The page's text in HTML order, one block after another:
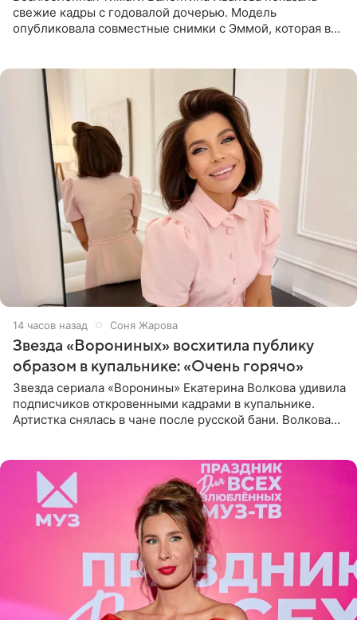
свежие кадры с годовалой дочерью. Модель
опубликовала совместные снимки с Эммой, которая в
14 часов назад Соня Жарова
Звезда «Ворониных» восхитила публику
образом в купальнике: «Очень горячо»
Звезда сериала «Воронины» Екатерина Волкова удивила
подписчиков откровенными кадрами в купальнике.
Артистка снялась в чане после русской бани. Волкова